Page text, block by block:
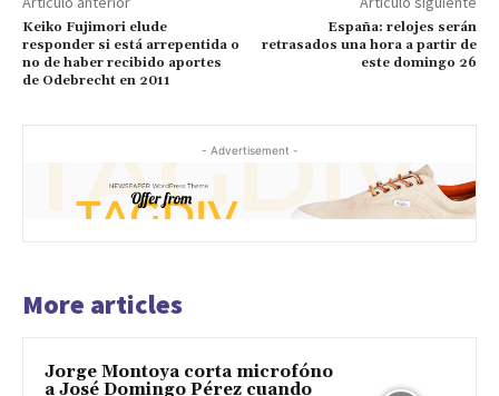
Keiko Fujimori elude
responder si está arrepentida o
no de haber recibido aportes
de Odebrecht en 2011
España: relojes serán
retrasados una hora a partir de
este domingo 26
- Advertisement -
More articles
Jorge Montoya corta microfóno
a José Domingo Pérez cuando